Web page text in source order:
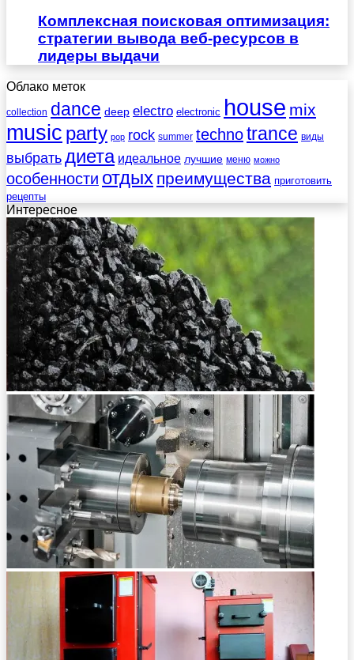
Комплексная поисковая оптимизация:
стратегии вывода веб-ресурсов в
лидеры выдачи
Облако меток
collection dance deep electro electronic house mix
music party pop rock summer technotrance виды
выбратьдиета идеальное лучшие меню можно
особенности отдых преимущества приготовить
рецепты
Интересное